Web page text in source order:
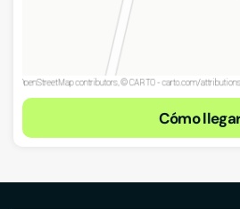
Cómo